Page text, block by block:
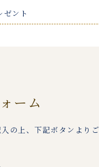
ゼント
ーム
の上、下記ボタンよりご